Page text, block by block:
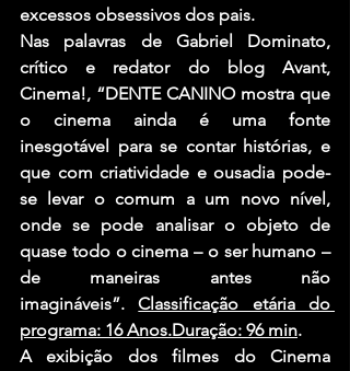
excessos obsessivos dos pais.
Nas palavras de Gabriel Dominato,
crítico e redator do blog Avant,
Cinema!, “DENTE CANINO mostra que
o cinema ainda é uma fonte
inesgotável para se contar histórias, e
que com criatividade e ousadia pode-
se levar o comum a um novo nível,
onde se pode analisar o objeto de
quase todo o cinema – o ser humano –
de maneiras antes não
imagináveis”. Classificação etária do
programa: 16 Anos.Duração: 96 min.
A exibição dos filmes do Cinema